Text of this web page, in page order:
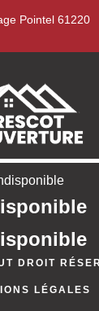
Pointel 61220
DROIT
LÉGALES